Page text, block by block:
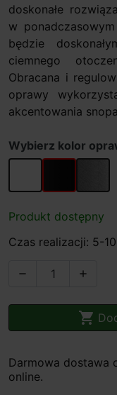
doskonałe
w
będzie
ciemnego
Obracana i
oprawy
akcentowania
Wybierz kolor
biały czarnyalu
Produkt dostępny
Czas realizacji: 5-
 

Darmowa dostawa
online.